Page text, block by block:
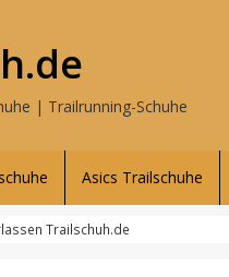
| Trailrunning-Schuhe
Asics Trailschuhe
Trailschuh.de